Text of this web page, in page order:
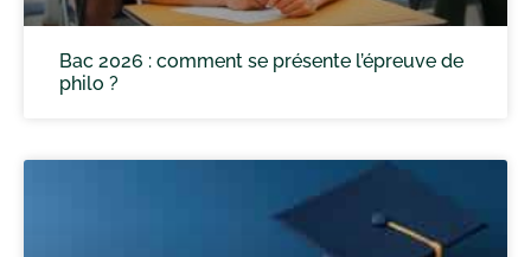
Bac 2026 : comment se présente l’épreuve de
philo ?